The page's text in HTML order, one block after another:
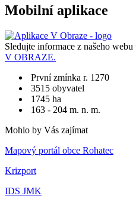
Mobilní aplikace
Sledujte informace z našeho webu
V OBRAZE.
První zmínka r. 1270
3515 obyvatel
1745 ha
163 - 204 m. n. m.
Mohlo by Vás zajímat
Mapový portál obce Rohatec
Krizport
IDS JMK